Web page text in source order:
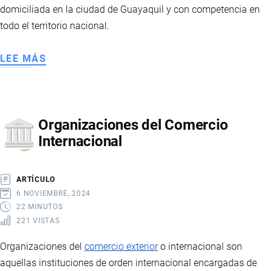
domiciliada en la ciudad de Guayaquil y con competencia en
todo el territorio nacional.
LEE MÁS
ADUANA
DEL
Organizaciones del Comercio
Internacional
ARTÍCULO
6 NOVIEMBRE, 2024
22 MINUTOS
221 VISTAS
Organizaciones del comercio exterioro internacional son
aquellas instituciones de orden internacional encargadas de